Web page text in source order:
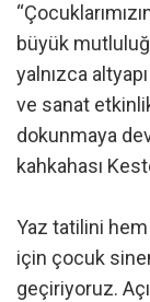
büyük
yalnızca
ve sanat
dokunmaya
kahkahası
Yaz tatilini
için çocuk
geçiriyoruz.